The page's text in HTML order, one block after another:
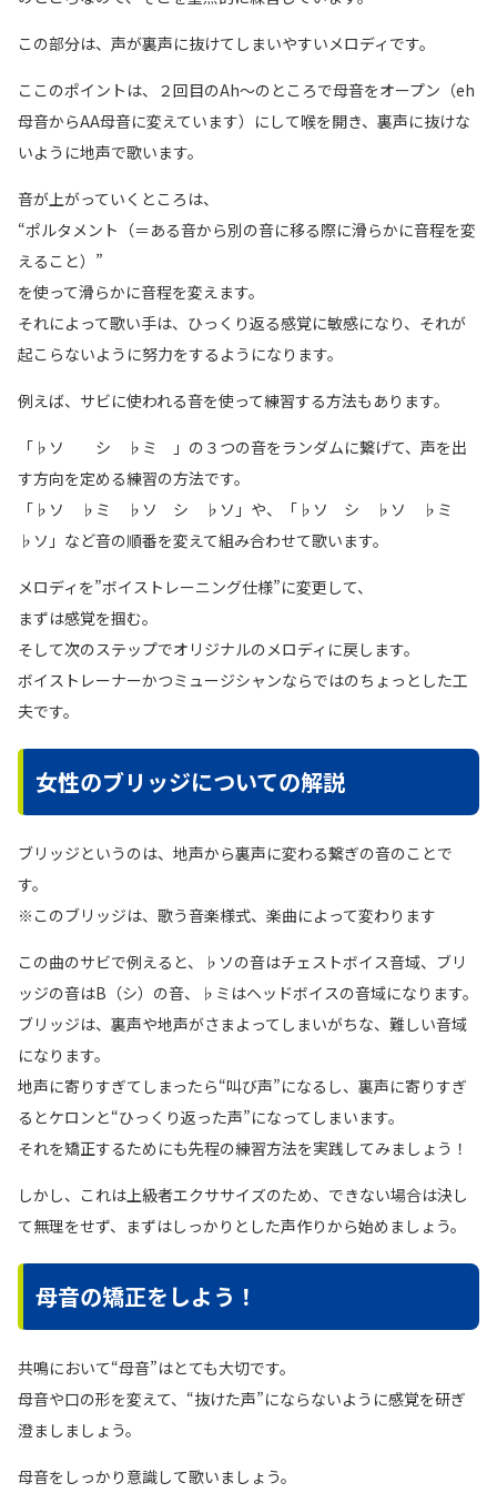
この部分は、声が裏声に抜けてしまいやすいメロディです。
ここのポイントは、２回目のAh〜のところで母音をオープン（eh
母音からAA母音に変えています）にして喉を開き、裏声に抜けな
いように地声で歌います。
音が上がっていくところは、
“ポルタメント（＝ある音から別の音に移る際に滑らかに音程を変
えること）”
を使って滑らかに音程を変えます。
それによって歌い手は、ひっくり返る感覚に敏感になり、それが
起こらないように努力をするようになります。
例えば、サビに使われる音を使って練習する方法もあります。
「♭ソ シ ♭ミ 」の３つの音をランダムに繋げて、声を出
す方向を定める練習の方法です。
「♭ソ ♭ミ ♭ソ シ ♭ソ」や、「♭ソ シ ♭ソ ♭ミ
♭ソ」など音の順番を変えて組み合わせて歌います。
メロディを”ボイストレーニング仕様”に変更して、
まずは感覚を掴む。
そして次のステップでオリジナルのメロディに戻します。
ボイストレーナーかつミュージシャンならではのちょっとした工
夫です。
女性のブリッジについての解説
ブリッジというのは、地声から裏声に変わる繋ぎの音のことで
す。
※このブリッジは、歌う音楽様式、楽曲によって変わります
この曲のサビで例えると、♭ソの音はチェストボイス音域、ブリ
ッジの音はB（シ）の音、♭ミはヘッドボイスの音域になります。
ブリッジは、裏声や地声がさまよってしまいがちな、難しい音域
になります。
地声に寄りすぎてしまったら“叫び声”になるし、裏声に寄りすぎ
るとケロンと“ひっくり返った声”になってしまいます。
それを矯正するためにも先程の練習方法を実践してみましょう！
しかし、これは上級者エクササイズのため、できない場合は決し
て無理をせず、まずはしっかりとした声作りから始めましょう。
母音の矯正をしよう！
共鳴において“母音”はとても大切です。
母音や口の形を変えて、“抜けた声”にならないように感覚を研ぎ
澄ましましょう。
母音をしっかり意識して歌いましょう。